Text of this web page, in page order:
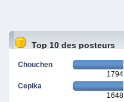
Top 10 des posteurs
Chouchen
1794
Cepika
1648